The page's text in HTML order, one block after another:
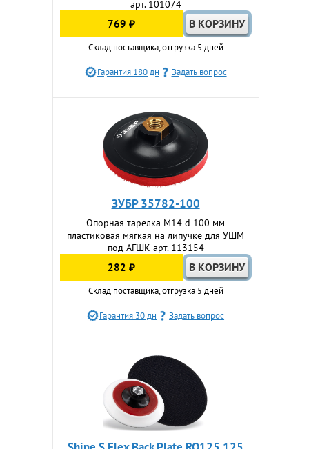
арт. 101074
769 ₽
Склад поставщика, отгрузка 5 дней
Гарантия 180 дн Задать вопрос
ЗУБР 35782-100
Опорная тарелка М14 d 100 мм
пластиковая мягкая на липучке для УШМ
под АГШК арт. 113154
282 ₽
Склад поставщика, отгрузка 5 дней
Гарантия 30 дн Задать вопрос